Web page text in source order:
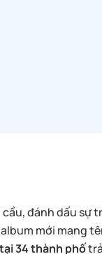
đánh dấu sự
mới mang
34 thành phố